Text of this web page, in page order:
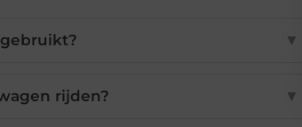
▼
rijden? ▼